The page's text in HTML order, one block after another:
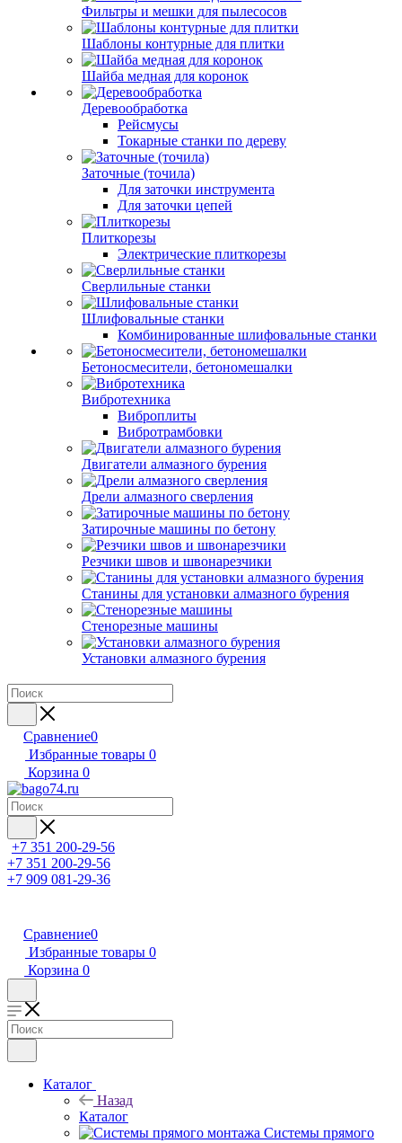
Фильтры и мешки для пылесосов
Шаблоны контурные для плитки
Шайба медная для коронок
Деревообработка
Рейсмусы
Токарные станки по дереву
Заточные (точила)
Для заточки инструмента
Для заточки цепей
Плиткорезы
Электрические плиткорезы
Сверлильные станки
Шлифовальные станки
Комбинированные шлифовальные станки
Бетоносмесители, бетономешалки
Вибротехника
Виброплиты
Вибротрамбовки
Двигатели алмазного бурения
Дрели алмазного сверления
Затирочные машины по бетону
Резчики швов и швонарезчики
Станины для установки алмазного бурения
Стенорезные машины
Установки алмазного бурения
Сравнение0
Избранные товары 0
Корзина 0
+7 351 200-29-56
+7 351 200-29-56
+7 909 081-29-36
Сравнение0
Избранные товары 0
Корзина 0
Каталог
Назад
Каталог
Системы прямого